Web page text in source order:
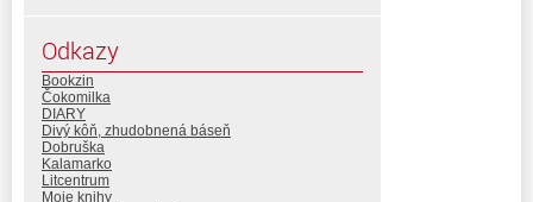
Odkazy
Bookzin
Čokomilka
DIARY
Divý kôň, zhudobnená báseň
Dobruška
Kalamarko
Litcentrum
Moje knihy